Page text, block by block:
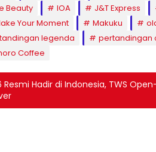
Beauty IOA J&T Express
Your Moment Makuku
legenda
pertandingan
Coffee
Resmi Hadir di Indonesia, TWS